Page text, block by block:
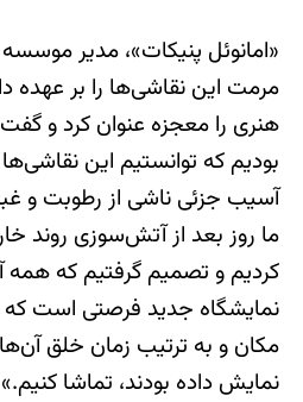
«امانوئل پنیکات»، مدیر
مرمت این نقاشی‌ها را بر عهده
هنری را معجزه عنوان کرد و
بودیم که توانستیم این
آسیب جزئی ناشی از رطوبت و
ما روز بعد از آتش‌سوزی روند
کردیم و تصمیم گرفتیم که همه
نمایشگاه جدید فرصتی است که
مکان و به ترتیب زمان خلق آن‌ها
نمایش داده بودند، تماشا کنیم.»